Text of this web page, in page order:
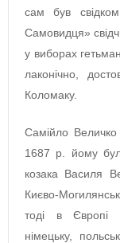
сам був
Самовидця»
у виборах
лаконічно,
Коломаку.
Самійло
1687 р. йому
козака Василя
Києво-
тоді в Європі
німецьку,